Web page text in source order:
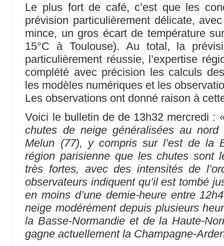
Le plus fort de café, c’est que les
prévision particulièrement délicate,
mince, un gros écart de température
15°C à Toulouse). Au total, la
particulièrement réussie, l’expertise
complété avec précision les calculs
les modèles numériques et les
Les observations ont donné raison à
Voici le bulletin de de 13h32 mercredi :
chutes de neige généralisées au
Melun (77), y compris sur l’est de la
région parisienne que les chutes sont
très fortes, avec des intensités de
observateurs indiquent qu’il est tombé
en moins d’une demie-heure entre
neige modérément depuis plusieurs
la Basse-Normandie et de la Haute-
gagne actuellement la Champagne-